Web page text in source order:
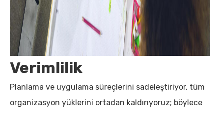
Verimlilik
Planlama ve uygulama süreçlerini sadeleştiriyor, tüm
organizasyon yüklerini ortadan kaldırıyoruz; böylece